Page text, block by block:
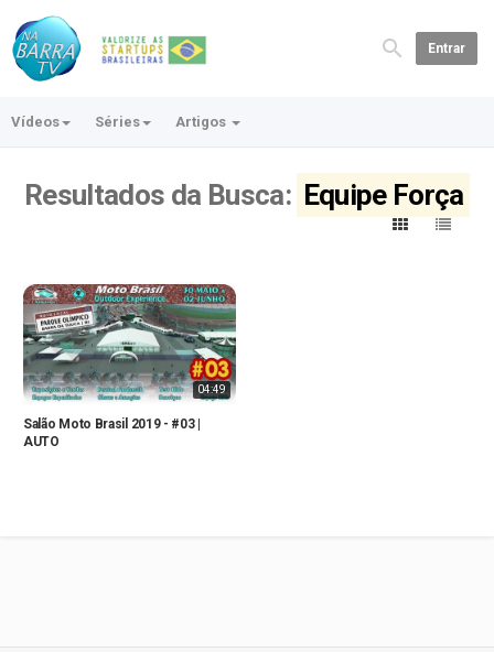
Entrar
Vídeos Séries Artigos
Resultados da Busca: Equipe Força
04:49
Salão Moto Brasil 2019 - #03 |
AUTO